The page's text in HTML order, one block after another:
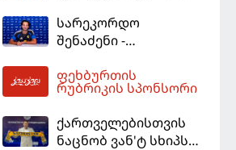
ღირსებას დაიცავს
სარეკორდო
შენაძენი -
ლიგის მორიგ გუნდში
გადავიდა
ფეხბურთის
რუბრიკის სპონსორი
ქართველებისთვის
ნაცნობ ვან'ტ სხიპს